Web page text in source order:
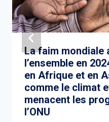
La faim mondiale
l’ensemble en
en Afrique et en
comme le climat
menacent les
l’ONU